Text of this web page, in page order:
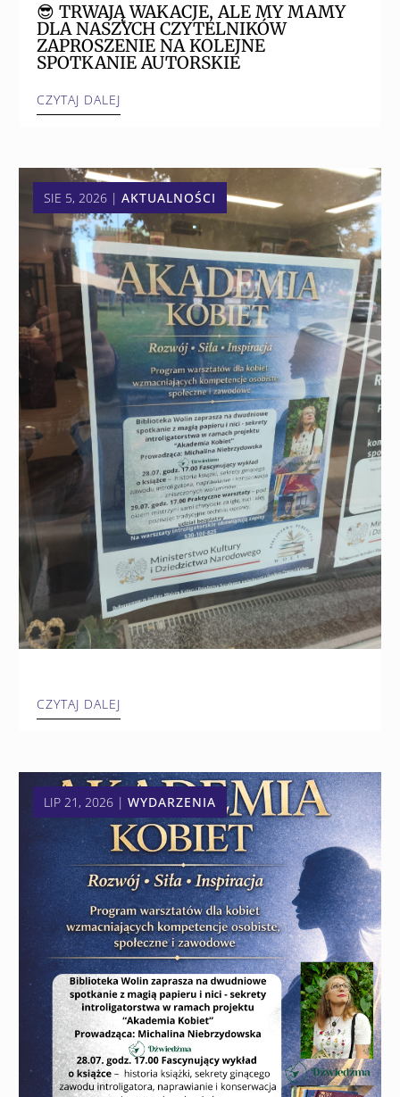
😎 TRWAJĄ WAKACJE, ALE MY MAMY
DLA NASZYCH CZYTELNIKÓW
ZAPROSZENIE NA KOLEJNE
SPOTKANIE AUTORSKIE
CZYTAJ DALEJ
SIE 5, 2026 |AKTUALNOŚCI
CZYTAJ DALEJ
LIP 21, 2026 |WYDARZENIA